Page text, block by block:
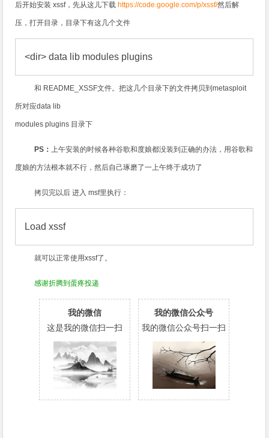
后开始安装 xssf， 先从这儿下载 https://code.google.com/p/xssf/然后解
压，打开目录， 目录下有这几个文件
<dir> data lib modules plugins
和 README_XSSF文件。把这几个目录下的文件拷贝到metasploit
所对应data lib
modules plugins 目录下
PS ：上午安装的时候各种谷歌和度娘都没装到正确的办法，用谷歌和
度娘的方法根本就不行，然后自己琢磨了一上午终于成功了
拷贝完以后 进入 msf里执行：
Load xssf
就可以正常使用xssf了。
感谢折腾到蛋疼投递
我的微信
这是我的微信扫一扫
我的微信公众号
我的微信公众号扫一扫